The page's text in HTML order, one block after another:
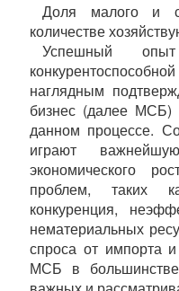
Доля малого и
количестве
Успешный
наглядным
бизнес (далее МСБ)
данном процессе.
играют
экономического
проблем, таких
конкуренция,
нематериальных
спроса от импорта
МСБ в большинстве